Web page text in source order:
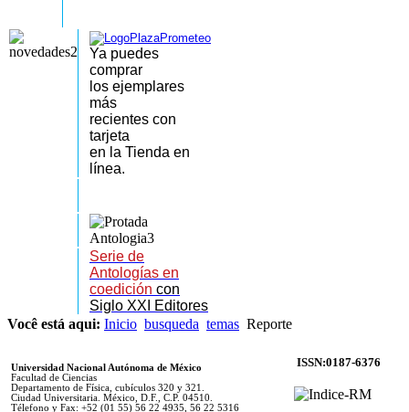
Ya puedes
comprar
los ejemplares
más
recientes con
tarjeta
en la Tienda en
línea.
Serie de
Antologías en
coedición con
Siglo XXI Editores
Você está aqui: Inicio busqueda temas Reporte
Universidad Nacional Autónoma de México
Facultad de Ciencias
Departamento de Física, cubículos 320 y 321.
Ciudad Universitaria. México, D.F., C.P. 04510.
Télefono y Fax: +52 (01 55) 56 22 4935, 56 22 5316
ISSN:0187-6376